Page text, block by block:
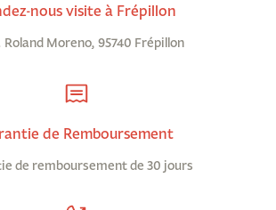
nous visite à Frépillon
Roland Moreno, 95740 Frépillon
de Remboursement
de remboursement de 30 jours